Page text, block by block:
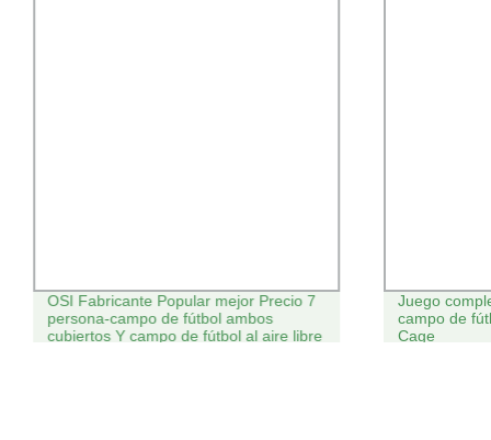
OSI Fabricante Popular mejor Precio 7
persona-campo de fútbol ambos
cubiertos Y campo de fútbol al aire libre
Juego
campo de
Cage